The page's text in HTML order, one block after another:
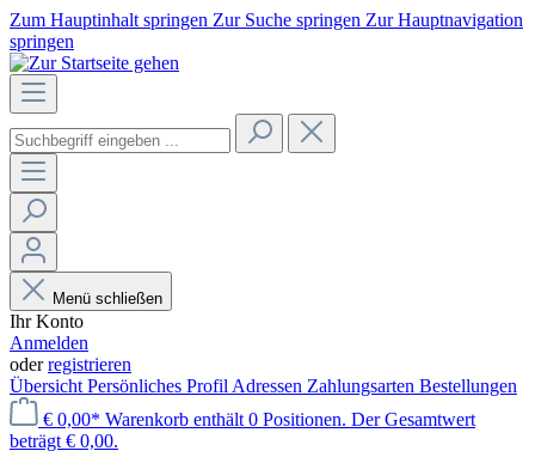
Zum Hauptinhalt springen Zur Suche springen Zur Hauptnavigation
springen
Menü schließen
Ihr Konto
Anmelden
oderregistrieren
Übersicht Persönliches Profil Adressen Zahlungsarten Bestellungen
€ 0,00* Warenkorb enthält 0 Positionen. Der Gesamtwert
beträgt € 0,00.